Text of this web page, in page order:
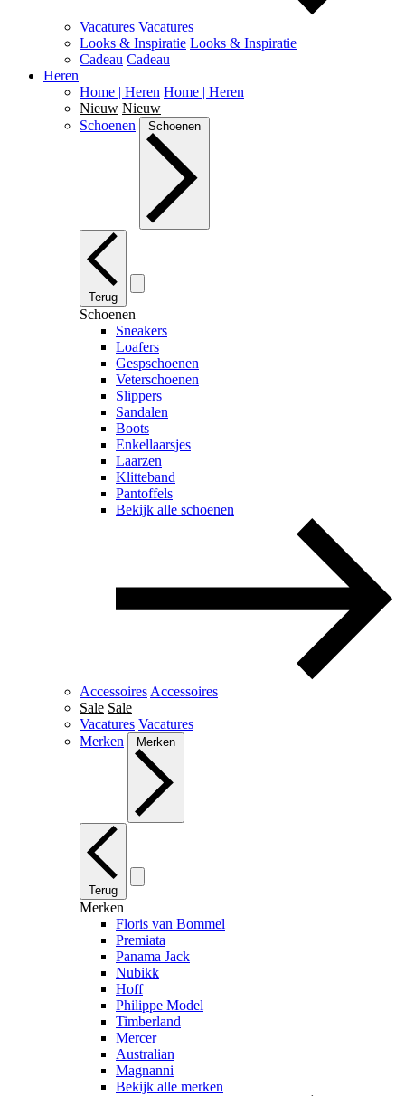
Vacatures Vacatures
Looks & Inspiratie Looks & Inspiratie
Cadeau Cadeau
Heren
Home | Heren Home | Heren
Nieuw Nieuw
Schoenen
Schoenen
Terug
Schoenen
Sneakers
Loafers
Gespschoenen
Veterschoenen
Slippers
Sandalen
Boots
Enkellaarsjes
Laarzen
Klitteband
Pantoffels
Bekijk alle schoenen
Accessoires Accessoires
Sale Sale
Vacatures Vacatures
Merken
Merken
Terug
Merken
Floris van Bommel
Premiata
Panama Jack
Nubikk
Hoff
Philippe Model
Timberland
Mercer
Australian
Magnanni
Bekijk alle merken